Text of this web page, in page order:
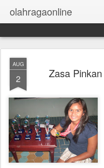
olahragaonline
AUG
2 Zasa